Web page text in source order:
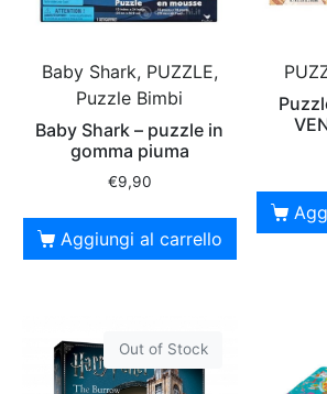
Baby Shark, PUZZLE,
Puzzle Bimbi
Baby Shark – puzzle in
gomma piuma
€9,90
Aggiungi al carrello
Out of Stock